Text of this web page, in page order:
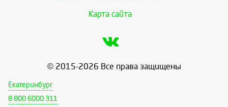
Карта сайта
© 2015-2026 Все права защищены
Екатеринбург
8 800 6000 311